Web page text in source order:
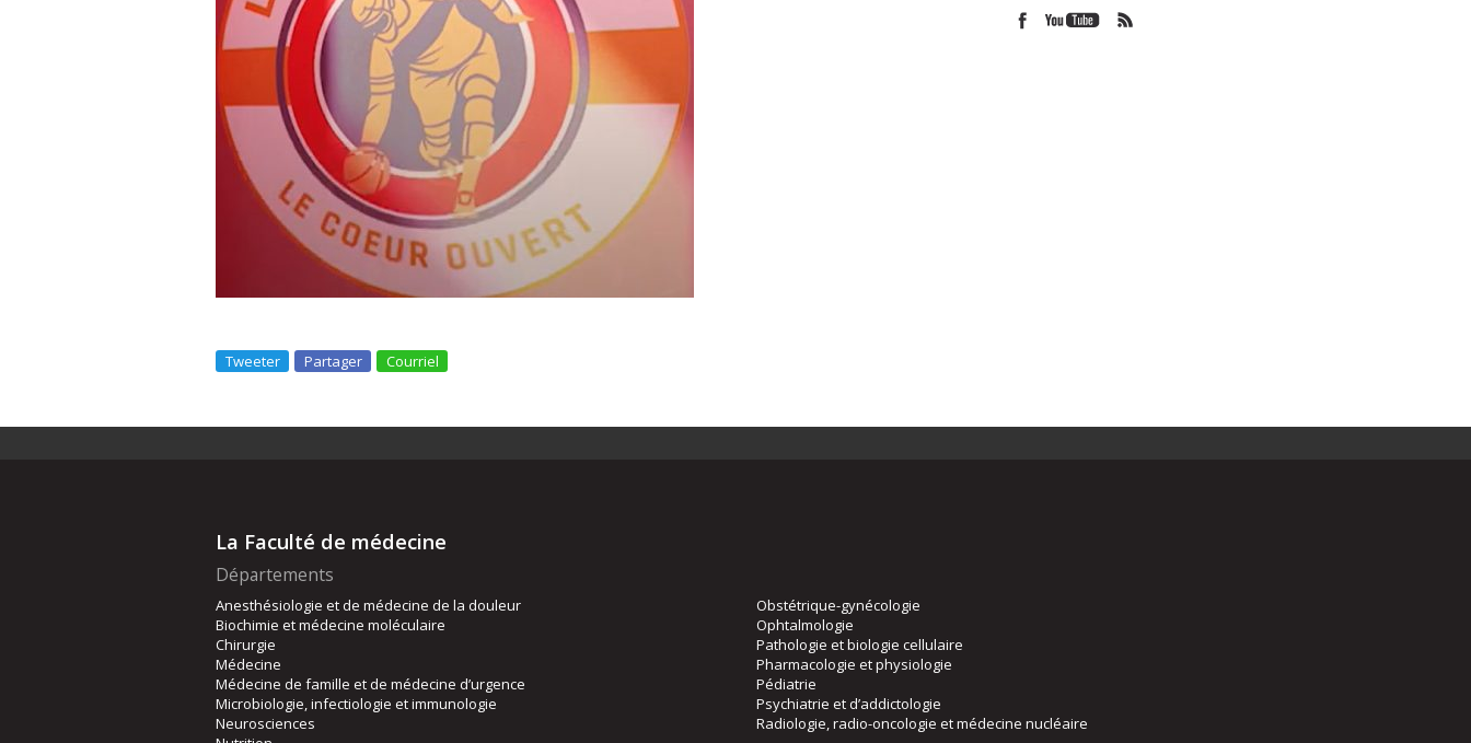
Tweeter Partager Courriel
La Faculté de médecine
Départements
Anesthésiologie et de médecine de la douleur
Biochimie et médecine moléculaire
Chirurgie
Médecine
Médecine de famille et de médecine d’urgence
Microbiologie, infectiologie et immunologie
Neurosciences
Obstétrique-gynécologie
Ophtalmologie
Pathologie et biologie cellulaire
Pharmacologie et physiologie
Pédiatrie
Psychiatrie et d’addictologie
Radiologie, radio-oncologie et médecine nucléaire